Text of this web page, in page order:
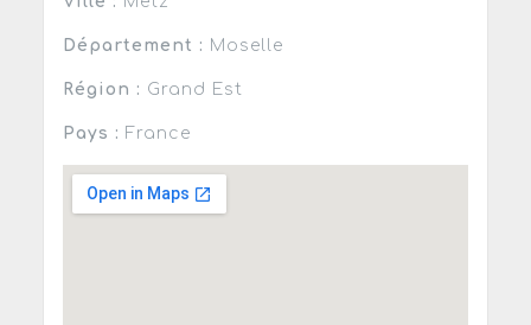
Département : Moselle
Région : Grand Est
Pays : France